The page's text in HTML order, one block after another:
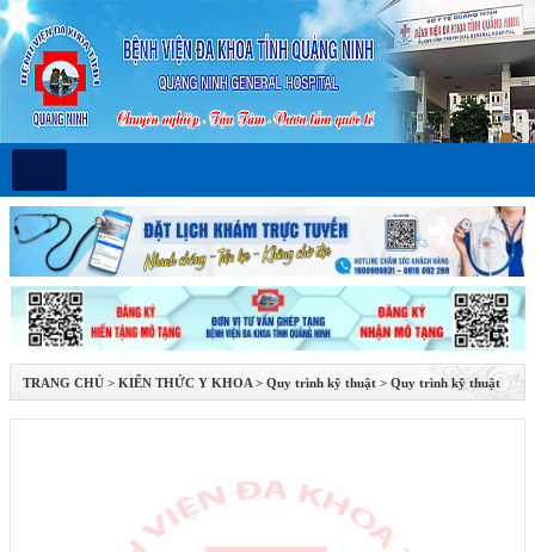
TRANG CHỦ > KIẾN THỨC Y KHOA > Quy trình kỹ thuật > Quy trình kỹ thuật
thần kinh - cột sống